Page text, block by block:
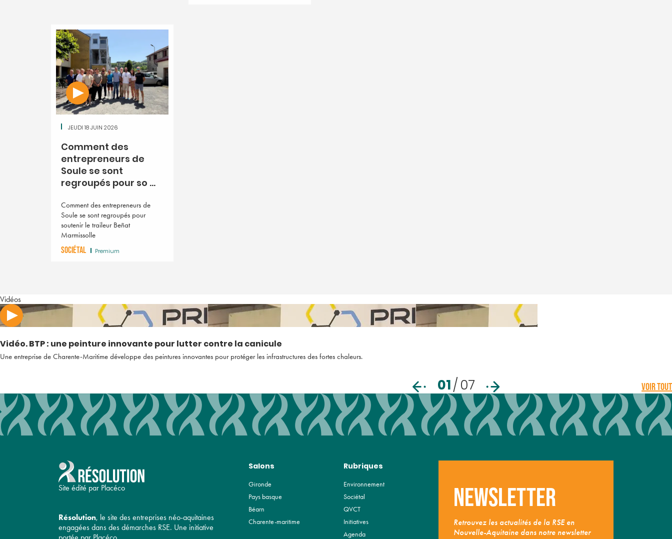
JEUDI 18 JUIN 2026
Comment des
entrepreneurs de
Soule se sont
regroupés pour so ...
Comment des entrepreneurs de
Soule se sont regroupés pour
soutenir le traileur Beñat
Marmissolle
SOCIÉTAL Premium
Vidéos
Vidéo. BTP : une peinture innovante pour lutter contre la canicule
Une entreprise de Charente-Maritime développe des peintures innovantes pour protéger les infrastructures des fortes chaleurs.
01/07 VOIR TOUT
Site édité par Placéco
Résolution, le site des entreprises néo-aquitaines
engagées dans des démarches RSE. Une initiative
Salons
Gironde
Pays basque
Béarn
Charente-maritime
Rubriques
Environnement
Sociétal
QVCT
Initiatives
Agenda
Newsletter
Retrouvez les actualités de la RSE en
Nouvelle-Aquitaine dans notre newsletter